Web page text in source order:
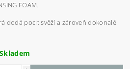
FOAM.
dodá pocit svěží a zároveň dokonalé
Skladem